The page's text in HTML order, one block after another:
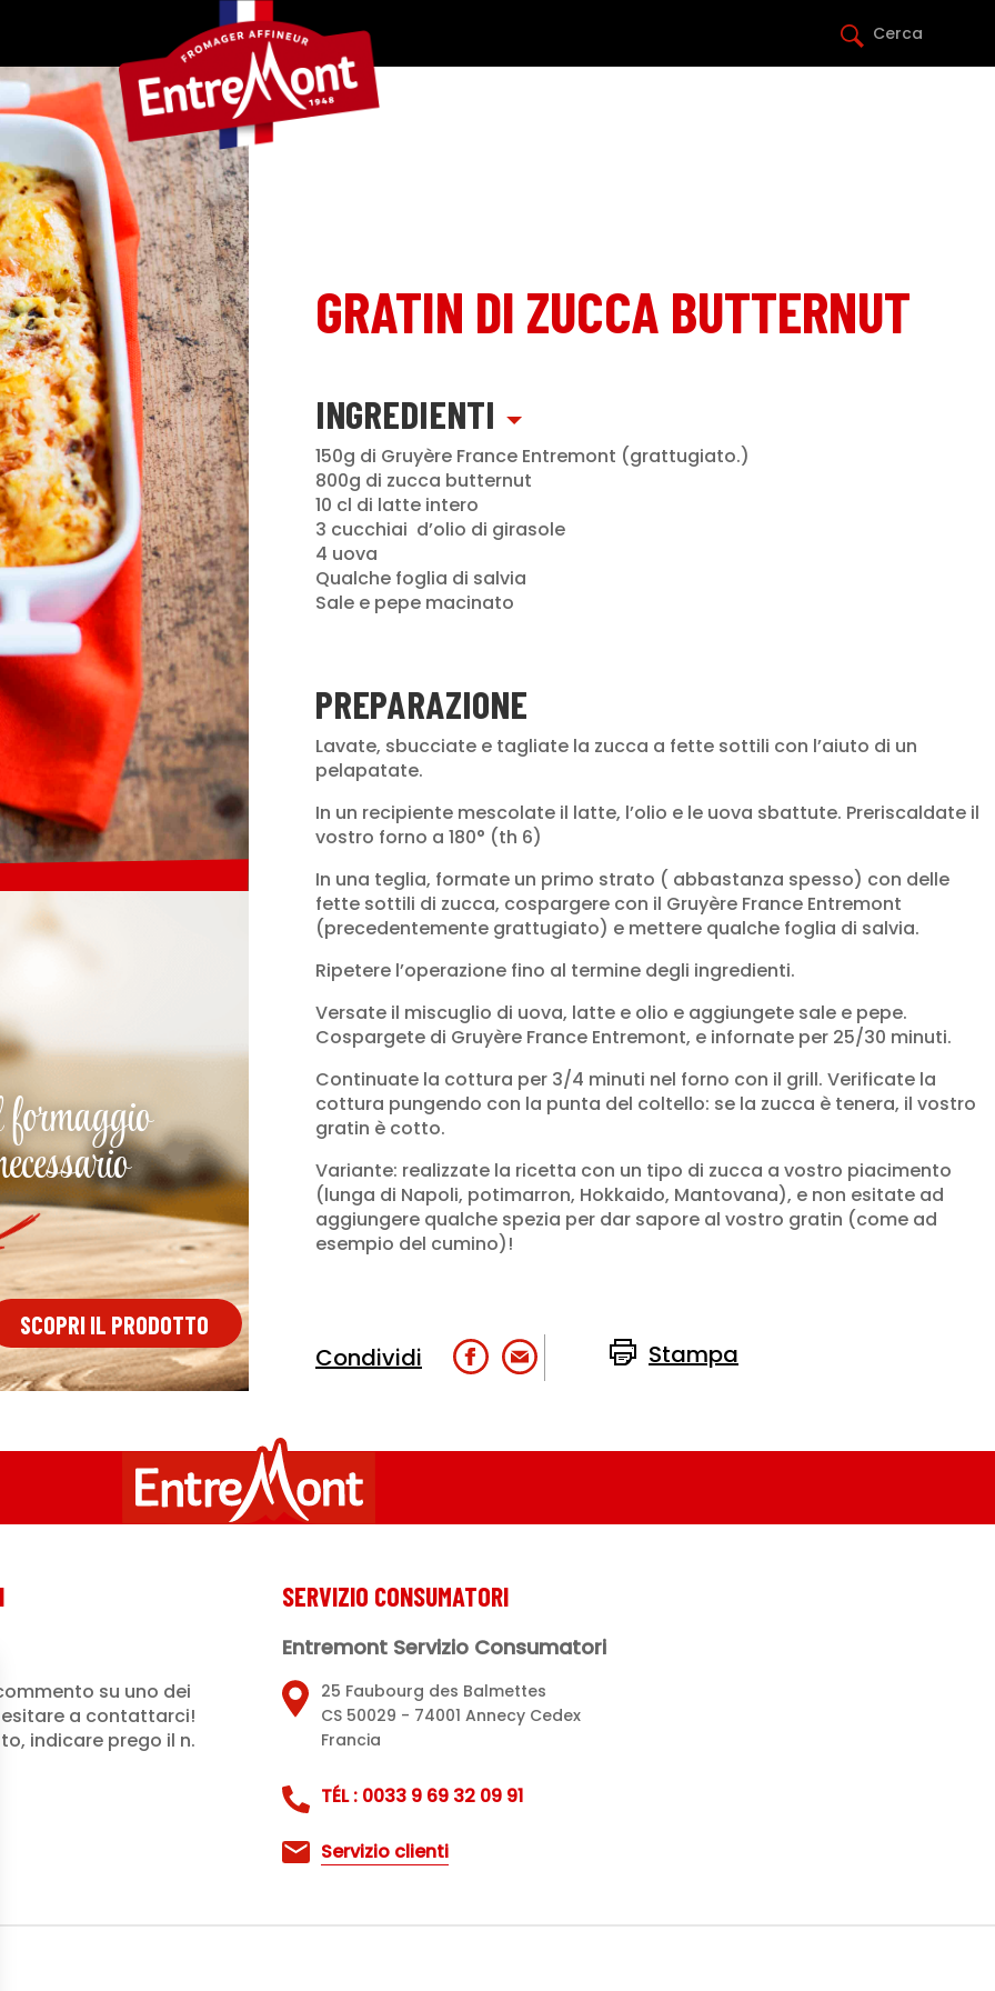
Cerca
SCOPRI IL PRODOTTO
GRATIN DI ZUCCA BUTTERNUT
INGREDIENTI
150g di Gruyère France Entremont (grattugiato.)
800g di zucca butternut
10 cl di latte intero
3 cucchiai d’olio di girasole
4 uova
Qualche foglia di salvia
Sale e pepe macinato
PREPARAZIONE
Lavate, sbucciate e tagliate la zucca a fette sottili con l’aiuto di un
pelapatate.
In un recipiente mescolate il latte, l’olio e le uova sbattute. Preriscaldate il
vostro forno a 180° (th 6)
In una teglia, formate un primo strato ( abbastanza spesso) con delle
fette sottili di zucca, cospargere con il Gruyère France Entremont
(precedentemente grattugiato) e mettere qualche foglia di salvia.
Ripetere l’operazione fino al termine degli ingredienti.
Versate il miscuglio di uova, latte e olio e aggiungete sale e pepe.
Cospargete di Gruyère France Entremont, e infornate per 25/30 minuti.
Continuate la cottura per 3/4 minuti nel forno con il grill. Verificate la
cottura pungendo con la punta del coltello: se la zucca è tenera, il vostro
gratin è cotto.
Variante: realizzate la ricetta con un tipo di zucca a vostro piacimento
(lunga di Napoli, potimarron, Hokkaido, Mantovana), e non esitate ad
aggiungere qualche spezia per dar sapore al vostro gratin (come ad
esempio del cumino)!
Condividi Stampa
su uno dei
a contattarci!
indicare prego il n.
SERVIZIO CONSUMATORI
Entremont Servizio Consumatori
25 Faubourg des Balmettes
CS 50029 - 74001 Annecy Cedex
Francia
TÉL : 0033 9 69 32 09 91
Servizio clienti